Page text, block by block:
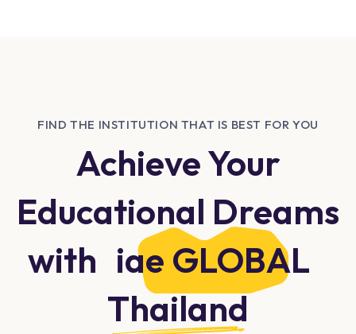
FIND THE INSTITUTION THAT IS BEST FOR YOU
Achieve Your
Educational Dreams
with iae GLOBAL
Thailand